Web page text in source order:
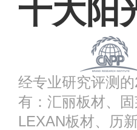
十大阳
经专业研究评测
有：汇丽板材、
LEXAN板材、历